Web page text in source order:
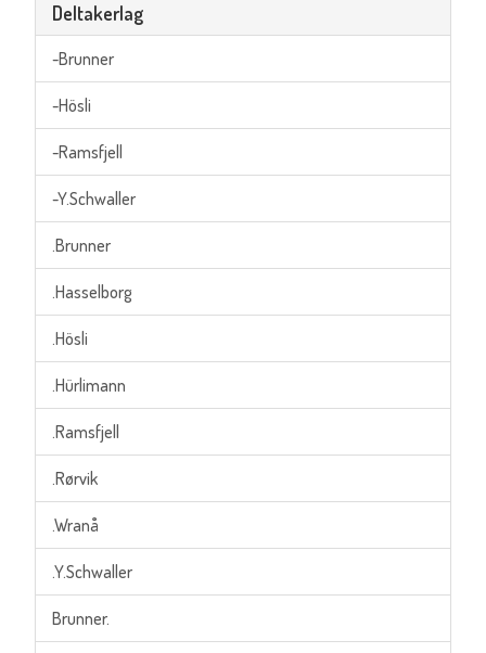
Deltakerlag
-Brunner
-Hösli
-Ramsfjell
-Y.Schwaller
.Brunner
.Hasselborg
.Hösli
.Hürlimann
.Ramsfjell
.Rørvik
.Wranå
.Y.Schwaller
Brunner.